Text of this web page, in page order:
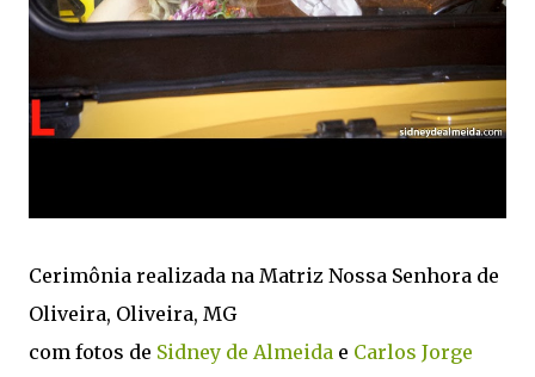
Cerimônia realizada na Matriz Nossa Senhora de
Oliveira, Oliveira, MG
com fotos de Sidney de Almeida e Carlos Jorge